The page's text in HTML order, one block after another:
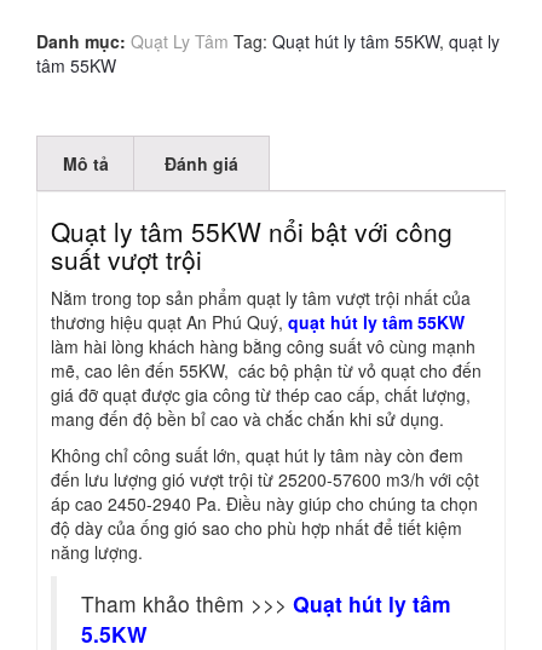
Danh mục: Quạt Ly Tâm Tag: Quạt hút ly tâm 55KW, quạt ly
tâm 55KW
Mô tả Đánh giá
Quạt ly tâm 55KW nổi bật với công
suất vượt trội
Nằm trong top sản phẩm quạt ly tâm vượt trội nhất của
thương hiệu quạt An Phú Quý, quạt hút ly tâm 55KW
làm hài lòng khách hàng bằng công suất vô cùng mạnh
mẽ, cao lên đến 55KW, các bộ phận từ vỏ quạt cho đến
giá đỡ quạt được gia công từ thép cao cấp, chất lượng,
mang đến độ bền bỉ cao và chắc chắn khi sử dụng.
Không chỉ công suất lớn, quạt hút ly tâm này còn đem
đến lưu lượng gió vượt trội từ 25200-57600 m3/h với cột
áp cao 2450-2940 Pa. Điều này giúp cho chúng ta chọn
độ dày của ống gió sao cho phù hợp nhất để tiết kiệm
năng lượng.
Tham khảo thêm >>> Quạt hút ly tâm
5.5KW